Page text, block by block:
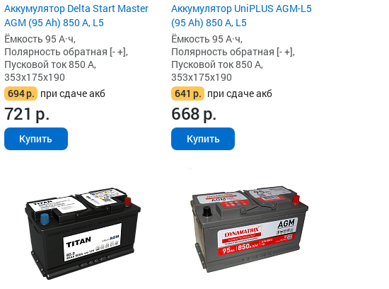
Аккумулятор Delta Start Master
AGM (95 Ah) 850 А, L5
Ёмкость 95 А·ч,
Полярность обратная [- +],
Пусковой ток 850 А,
353x175x190
694р. при сдаче акб
721 р.
Купить
Аккумулятор UniPLUS AGM-L5
(95 Ah) 850 А, L5
Ёмкость 95 А·ч,
Полярность обратная [- +],
Пусковой ток 850 А,
353x175x190
641 р. при сдаче акб
668р.
Купить